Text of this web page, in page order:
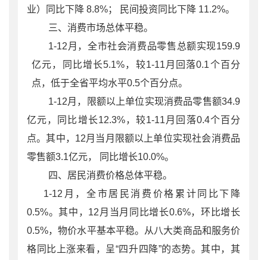
业）同比下降 8.8%； 民间投资同比下降 11.2%。
三、消费市场总体平稳。
1-12月，全市社会消费品零售总额实现159.9
亿元，同比增长5.1%，较1-11月回落0.1个百分
点，低于全省平均水平0.5个百分点。
1-12月，限额以上单位实现消费品零售额34.9
亿元，同比增长12.3%，较1-11月回落0.4个百分
点。其中，12月当月限额以上单位实现社会消费品
零售额3.1亿元， 同比增长10.0%。
四、居民消费价格总体平稳。
1-12月，全市居民消费价格累计同比下降
0.5%。其中，12月当月同比增长0.6%，环比增长
0.5%，物价水平基本平稳。从八大类商品和服务价
格同比上涨来看，呈“四升四降”的态势。其中，其